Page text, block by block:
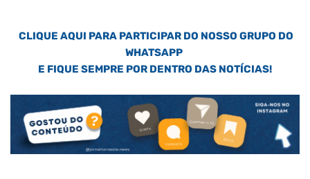
CLIQUE AQUI PARA PARTICIPAR DO NOSSO GRUPO DO
WHATSAPP
E FIQUE SEMPRE POR DENTRO DAS NOTÍCIAS!